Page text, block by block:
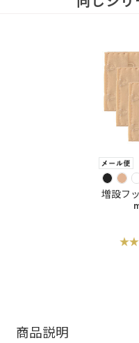
増設フ
商品説明